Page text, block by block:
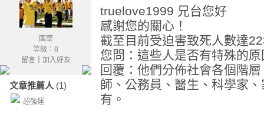
國華
等級：8
留言｜ 加入好友
文章推薦人 (1)
超強運
truelove1999 兄台您好
感謝您的關心！
截至目前受迫害致死人數達
您問：這些人是否有特殊的
回覆：他們分佈社會各個階
師、公務員、醫生、科學家
有。